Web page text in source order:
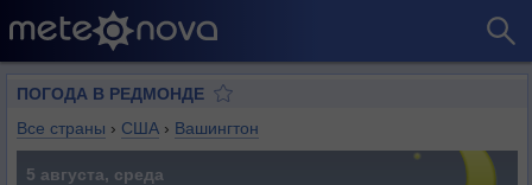
ПОГОДА В РЕДМОНДЕ
Все страны › США › Вашингтон
5 августа, среда